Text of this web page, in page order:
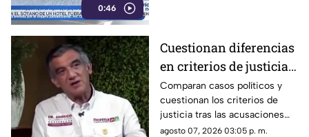
0:46
Cuestionan diferencias
en criterios de justicia
por casos políticos en
Guerrero y Sinaloa
Comparan casos políticos y
cuestionan los criterios de
justicia tras las acusaciones
contra exfuncionarios de
agosto 07, 2026 03:05 p. m.